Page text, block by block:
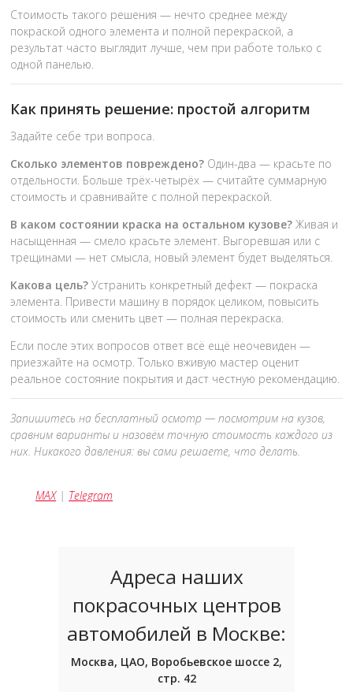
Стоимость такого решения — нечто среднее между
покраской одного элемента и полной перекраской, а
результат часто выглядит лучше, чем при работе только с
одной панелью.
Как принять решение: простой алгоритм
Задайте себе три вопроса.
Сколько элементов повреждено? Один-два — красьте по
отдельности. Больше трёх-четырёх — считайте суммарную
стоимость и сравнивайте с полной перекраской.
В каком состоянии краска на остальном кузове? Живая и
насыщенная — смело красьте элемент. Выгоревшая или с
трещинами — нет смысла, новый элемент будет выделяться.
Какова цель? Устранить конкретный дефект — покраска
элемента. Привести машину в порядок целиком, повысить
стоимость или сменить цвет — полная перекраска.
Если после этих вопросов ответ всё ещё неочевиден —
приезжайте на осмотр. Только вживую мастер оценит
реальное состояние покрытия и даст честную рекомендацию.
Запишитесь на бесплатный осмотр — посмотрим на кузов,
сравним варианты и назовём точную стоимость каждого из
них. Никакого давления: вы сами решаете, что делать.
MAX| Telegram
Адреса наших
покрасочных центров
автомобилей в Москве:
Москва, ЦАО, Воробьевское шоссе 2,
стр. 42